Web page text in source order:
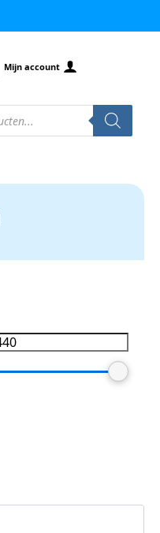
Mijn account